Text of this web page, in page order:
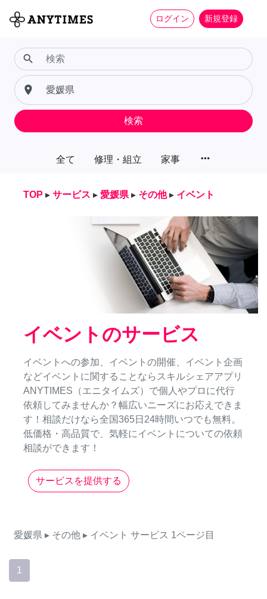
ログイン 新規登録
全て 修理・組立 家事 more_horiz
search
place
検索
TOP ▸ サービス ▸ 愛媛県 ▸ その他 ▸ イベント
イベントのサービス
イベントへの参加、イベントの開催、イベント企画
などイベントに関することならスキルシェアアプリ
ANYTIMES（エニタイムズ）で個人やプロに代行
依頼してみませんか？幅広いニーズにお応えできま
す！相談だけなら全国365日24時間いつでも無料。
低価格・高品質で、気軽にイベントについての依頼
相談ができます！
サービスを提供する
愛媛県 ▸ その他 ▸ イベント サービス 1ページ目
1